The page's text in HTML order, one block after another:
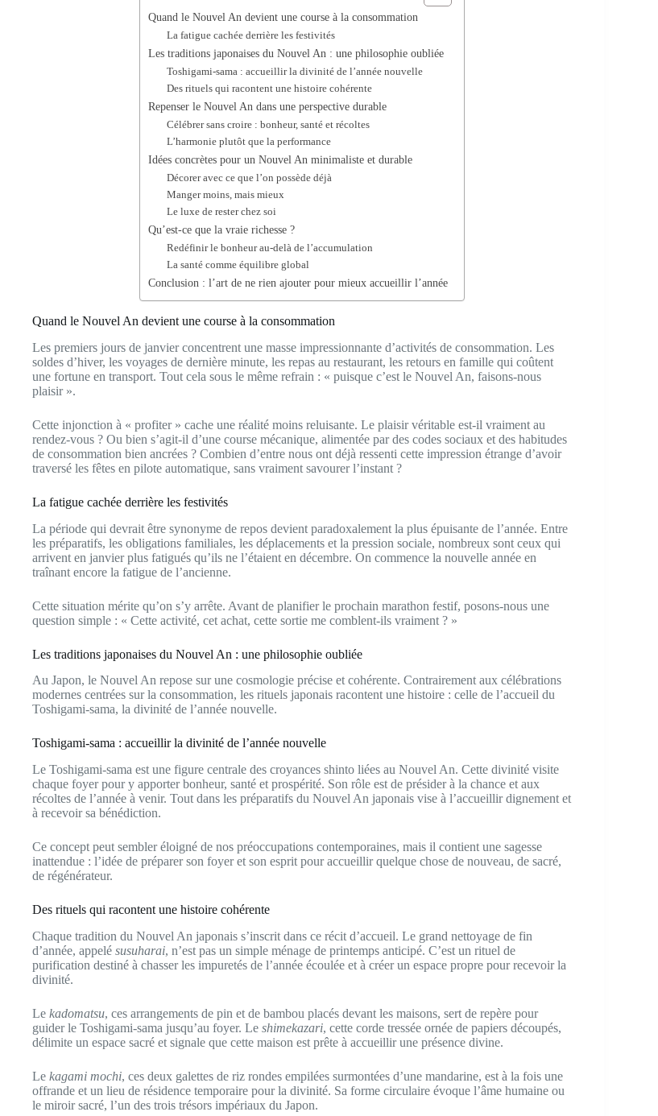
Quand le Nouvel An devient une course à la consommation
La fatigue cachée derrière les festivités
Les traditions japonaises du Nouvel An : une philosophie oubliée
Toshigami-sama : accueillir la divinité de l’année nouvelle
Des rituels qui racontent une histoire cohérente
Repenser le Nouvel An dans une perspective durable
Célébrer sans croire : bonheur, santé et récoltes
L’harmonie plutôt que la performance
Idées concrètes pour un Nouvel An minimaliste et durable
Décorer avec ce que l’on possède déjà
Manger moins, mais mieux
Le luxe de rester chez soi
Qu’est-ce que la vraie richesse ?
Redéfinir le bonheur au-delà de l’accumulation
La santé comme équilibre global
Conclusion : l’art de ne rien ajouter pour mieux accueillir l’année
Quand le Nouvel An devient une course à la consommation
Les premiers jours de janvier concentrent une masse impressionnante d’activités de consommation. Les
soldes d’hiver, les voyages de dernière minute, les repas au restaurant, les retours en famille qui coûtent
une fortune en transport. Tout cela sous le même refrain : « puisque c’est le Nouvel An, faisons-nous
plaisir ».
Cette injonction à « profiter » cache une réalité moins reluisante. Le plaisir véritable est-il vraiment au
rendez-vous ? Ou bien s’agit-il d’une course mécanique, alimentée par des codes sociaux et des habitudes
de consommation bien ancrées ? Combien d’entre nous ont déjà ressenti cette impression étrange d’avoir
traversé les fêtes en pilote automatique, sans vraiment savourer l’instant ?
La fatigue cachée derrière les festivités
La période qui devrait être synonyme de repos devient paradoxalement la plus épuisante de l’année. Entre
les préparatifs, les obligations familiales, les déplacements et la pression sociale, nombreux sont ceux qui
arrivent en janvier plus fatigués qu’ils ne l’étaient en décembre. On commence la nouvelle année en
traînant encore la fatigue de l’ancienne.
Cette situation mérite qu’on s’y arrête. Avant de planifier le prochain marathon festif, posons-nous une
question simple : « Cette activité, cet achat, cette sortie me comblent-ils vraiment ? »
Les traditions japonaises du Nouvel An : une philosophie oubliée
Au Japon, le Nouvel An repose sur une cosmologie précise et cohérente. Contrairement aux célébrations
modernes centrées sur la consommation, les rituels japonais racontent une histoire : celle de l’accueil du
Toshigami-sama, la divinité de l’année nouvelle.
Toshigami-sama : accueillir la divinité de l’année nouvelle
Le Toshigami-sama est une figure centrale des croyances shinto liées au Nouvel An. Cette divinité visite
chaque foyer pour y apporter bonheur, santé et prospérité. Son rôle est de présider à la chance et aux
récoltes de l’année à venir. Tout dans les préparatifs du Nouvel An japonais vise à l’accueillir dignement et
à recevoir sa bénédiction.
Ce concept peut sembler éloigné de nos préoccupations contemporaines, mais il contient une sagesse
inattendue : l’idée de préparer son foyer et son esprit pour accueillir quelque chose de nouveau, de sacré,
de régénérateur.
Des rituels qui racontent une histoire cohérente
Chaque tradition du Nouvel An japonais s’inscrit dans ce récit d’accueil. Le grand nettoyage de fin
d’année, appelé susuharai, n’est pas un simple ménage de printemps anticipé. C’est un rituel de
purification destiné à chasser les impuretés de l’année écoulée et à créer un espace propre pour recevoir la
divinité.
Le kadomatsu, ces arrangements de pin et de bambou placés devant les maisons, sert de repère pour
guider le Toshigami-sama jusqu’au foyer. Le shimekazari, cette corde tressée ornée de papiers découpés,
délimite un espace sacré et signale que cette maison est prête à accueillir une présence divine.
Le kagami mochi, ces deux galettes de riz rondes empilées surmontées d’une mandarine, est à la fois une
offrande et un lieu de résidence temporaire pour la divinité. Sa forme circulaire évoque l’âme humaine ou
le miroir sacré, l’un des trois trésors impériaux du Japon.